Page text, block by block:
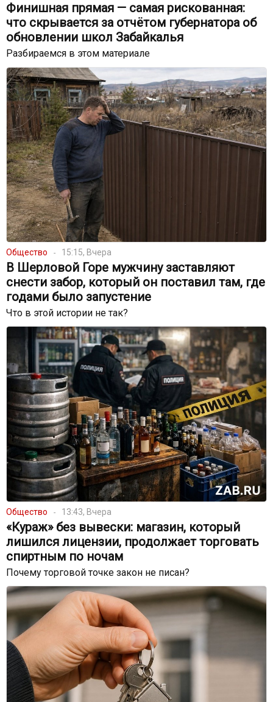
Финишная прямая — самая рискованная:
что скрывается за отчётом губернатора об
обновлении школ Забайкалья
Разбираемся в этом материале
Общество 15:15, Вчера
В Шерловой Горе мужчину заставляют
снести забор, который он поставил там, где
годами было запустение
Что в этой истории не так?
Общество 13:43, Вчера
«Кураж» без вывески: магазин, который
лишился лицензии, продолжает торговать
спиртным по ночам
Почему торговой точке закон не писан?